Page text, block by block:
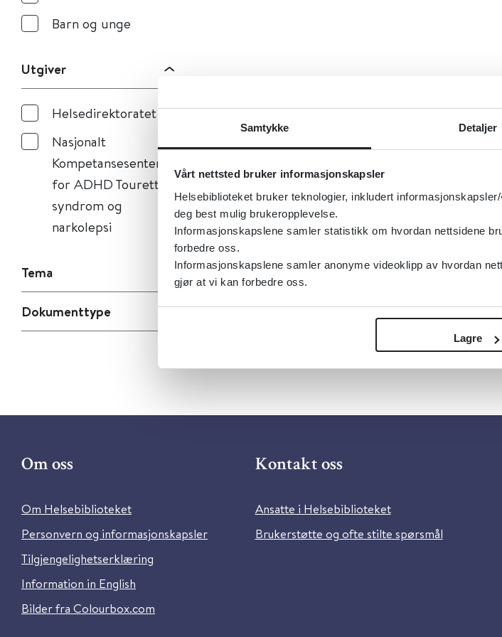
Samtykke Detaljer
Vårt nettsted bruker informasjonskapsler
Helsebiblioteket bruker teknologier, inkludert
deg best mulig brukeropplevelse.
Informasjonskapslene samler statistikk om hvordan nettsidene
forbedre oss.
Informasjonskapslene samler anonyme videoklipp av hvordan
gjør at vi kan forbedre oss.
Lagre
Barn og unge
Utgiver
Helsedirektoratet
Nasjonalt
Kompetansesenter
for ADHD Tourettes
syndrom og
narkolepsi
Tema
Dokumenttype
Om oss
Om Helsebiblioteket
Personvern og informasjonskapsler
Tilgjengelighetserklæring
Information in English
Bilder fra Colourbox.com
Kontakt oss
Ansatte i Helsebiblioteket
Brukerstøtte og ofte stilte spørsmål